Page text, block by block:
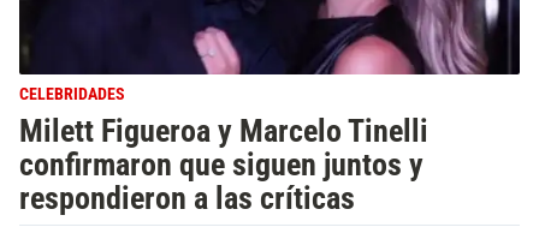
CELEBRIDADES
Milett Figueroa y Marcelo Tinelli
confirmaron que siguen juntos y
respondieron a las críticas